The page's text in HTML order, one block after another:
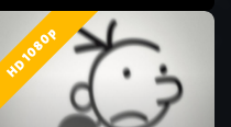
HD 1080p